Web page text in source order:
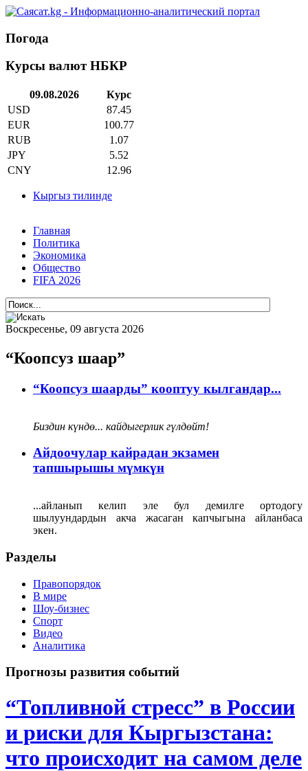
Погода
Курсы валют НБКР
09.08.2026
Курс
USD
87.45
EUR
100.77
RUB
1.07
JPY
5.52
CNY
12.96
Кыргыз тилинде
Главная
Политика
Экономика
Общество
FIFA 2026
Воскресенье, 09 августа 2026
“Коопсуз шаар”
“Коопсуз шаарды” кооптуу кылгандар...
Биздин күндө... кайдыгерлик гүлдөйт!
Айдоочулар кайрадан экзамен
тапшырышы мүмкүн
...айланып келип эле бул демилге ортодогу
шылуундардын акча жасаган капчыгына айланбаса
экен.
Разделы
Правопорядок
В мире
Шоу-бизнес
Спорт
Видео
Аналитика
Прогнозы развития событий
“Топливной стресс” в России
и риски для Кыргызстана:
что происходит на самом деле